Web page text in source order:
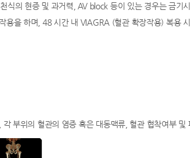
식의 현증 및 과거력, AV block 등이 있는 경우는 금기
용을 하며, 48 시간 내 VIAGRA (혈관 확장작용) 복용
부위의 혈관의 염증 혹은 대동맥류, 혈관 협착여부